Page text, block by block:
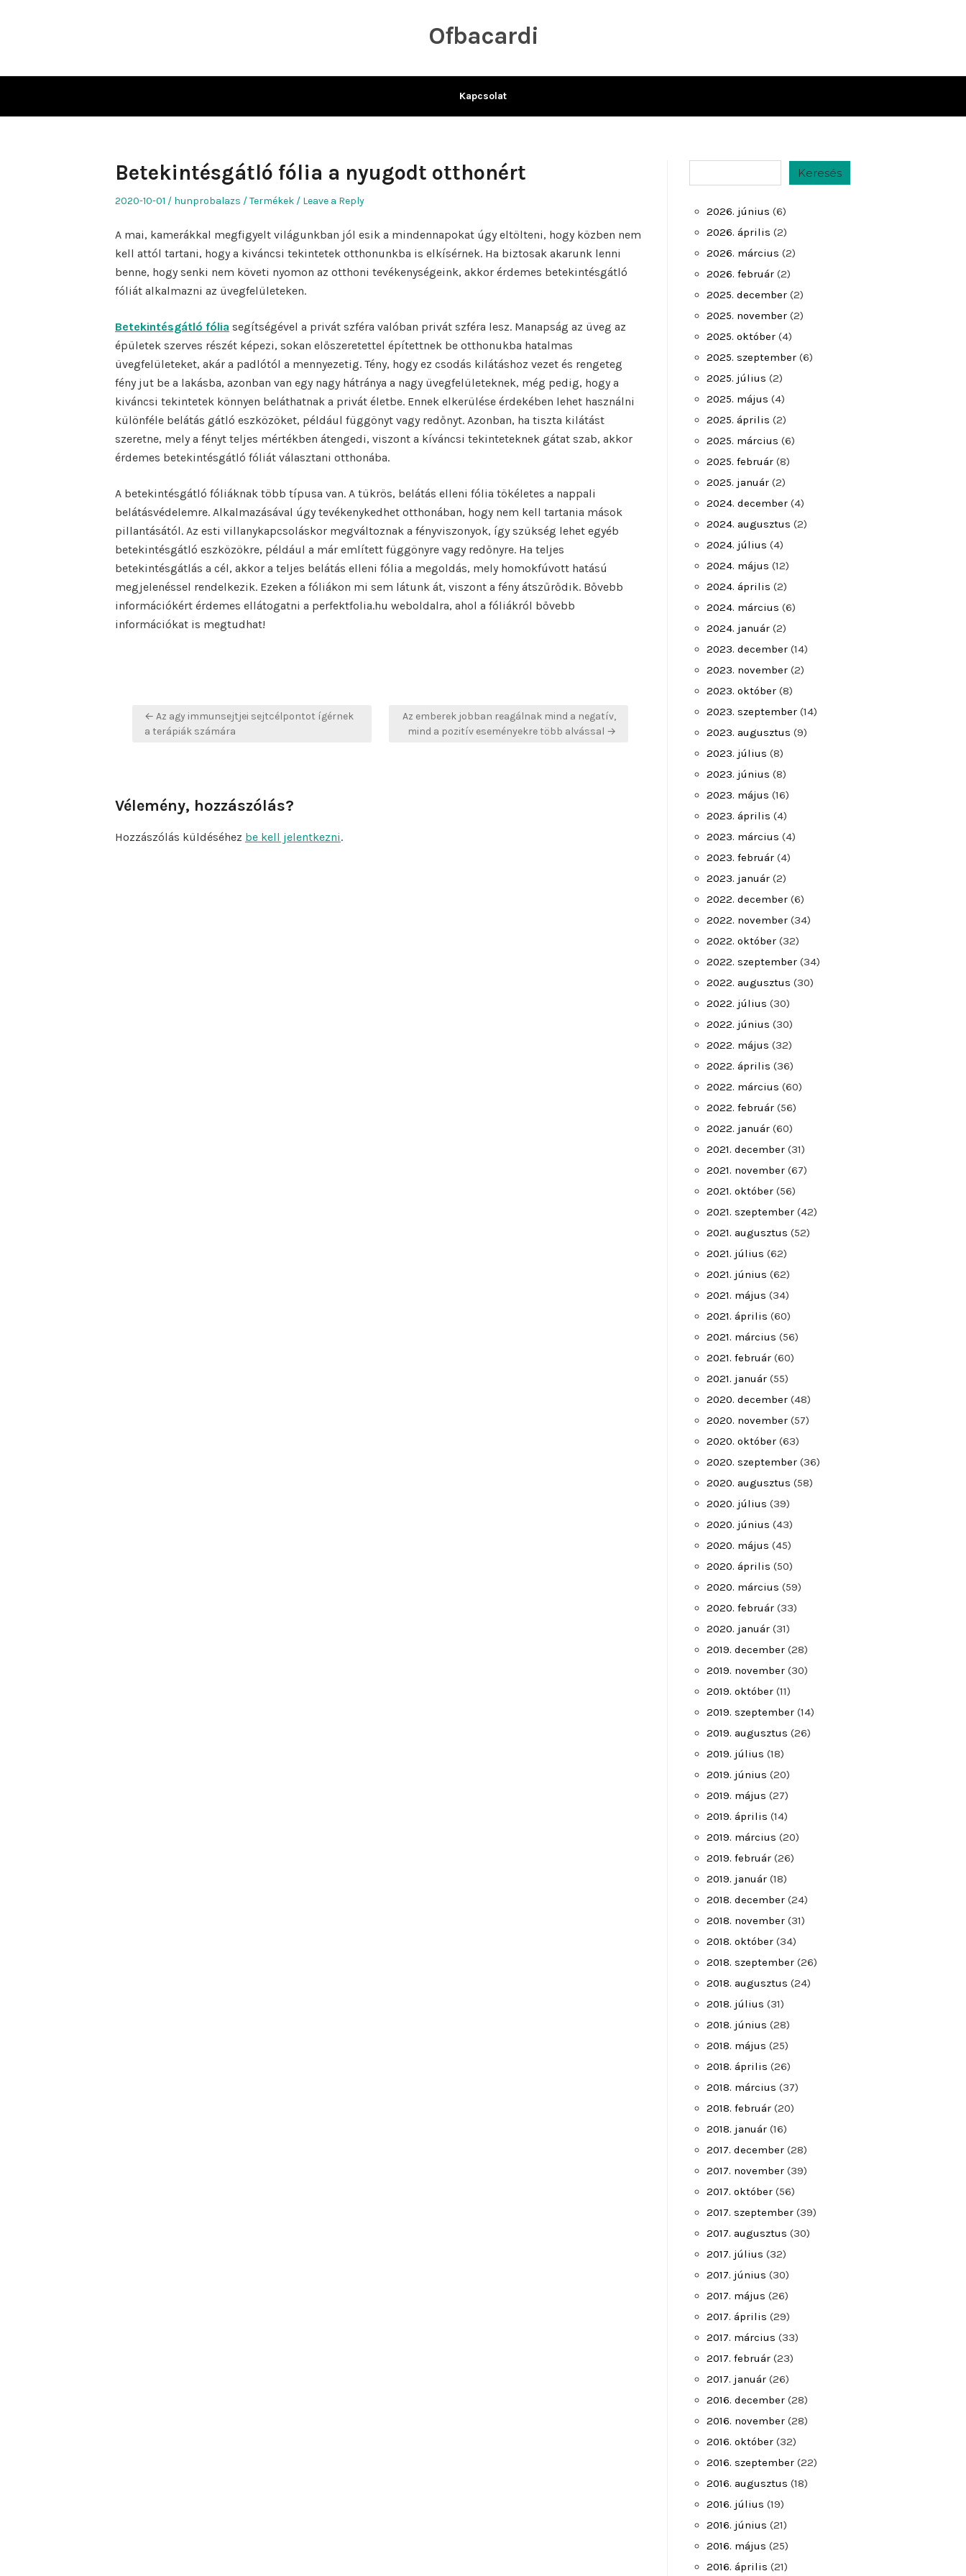
Ofbacardi
Kapcsolat
Betekintésgátló fólia a nyugodt otthonért
Posted
2020-10-01 Author
hunprobalazs
Posted
Termékek Leave a Reply
A mai, kamerákkal megfigyelt világunkban jól esik a mindennapokat úgy eltölteni, hogy közben nem
kell attól tartani, hogy a kiváncsi tekintetek otthonunkba is elkísérnek. Ha biztosak akarunk lenni
benne, hogy senki nem követi nyomon az otthoni tevékenységeink, akkor érdemes betekintésgátló
fóliát alkalmazni az üvegfelületeken.
Betekintésgátló fólia segítségével a privát szféra valóban privát szféra lesz. Manapság az üveg az
épületek szerves részét képezi, sokan előszeretettel építettnek be otthonukba hatalmas
üvegfelületeket, akár a padlótól a mennyezetig. Tény, hogy ez csodás kilátáshoz vezet és rengeteg
fény jut be a lakásba, azonban van egy nagy hátránya a nagy üvegfelületeknek, még pedig, hogy a
kiváncsi tekintetek könnyen beláthatnak a privát életbe. Ennek elkerülése érdekében lehet használni
különféle belátás gátló eszközöket, például függönyt vagy redőnyt. Azonban, ha tiszta kilátást
szeretne, mely a fényt teljes mértékben átengedi, viszont a kíváncsi tekinteteknek gátat szab, akkor
érdemes betekintésgátló fóliát választani otthonába.
A betekintésgátló fóliáknak több típusa van. A tükrös, belátás elleni fólia tökéletes a nappali
belátásvédelemre. Alkalmazásával úgy tevékenykedhet otthonában, hogy nem kell tartania mások
pillantásától. Az esti villanykapcsoláskor megváltoznak a fényviszonyok, így szükség lehet egyéb
betekintésgátló eszközökre, például a már említett függönyre vagy redőnyre. Ha teljes
betekintésgátlás a cél, akkor a teljes belátás elleni fólia a megoldás, mely homokfúvott hatású
megjelenéssel rendelkezik. Ezeken a fóliákon mi sem látunk át, viszont a fény átszűrődik. Bővebb
információkért érdemes ellátogatni a perfektfolia.hu weboldalra, ahol a fóliákról bővebb
információkat is megtudhat!
Bejegyzés
navigáció
← Az agy immunsejtjei sejtcélpontot ígérnek
a terápiák számára
Az emberek jobban reagálnak mind a negatív,
mind a pozitív eseményekre több alvással →
Vélemény, hozzászólás?
Hozzászólás küldéséhez be kell jelentkezni.
Keresés
2026. június (6)
2026. április (2)
2026. március (2)
2026. február (2)
2025. december (2)
2025. november (2)
2025. október (4)
2025. szeptember (6)
2025. július (2)
2025. május (4)
2025. április (2)
2025. március (6)
2025. február (8)
2025. január (2)
2024. december (4)
2024. augusztus (2)
2024. július (4)
2024. május (12)
2024. április (2)
2024. március (6)
2024. január (2)
2023. december (14)
2023. november (2)
2023. október (8)
2023. szeptember (14)
2023. augusztus (9)
2023. július (8)
2023. június (8)
2023. május (16)
2023. április (4)
2023. március (4)
2023. február (4)
2023. január (2)
2022. december (6)
2022. november (34)
2022. október (32)
2022. szeptember (34)
2022. augusztus (30)
2022. július (30)
2022. június (30)
2022. május (32)
2022. április (36)
2022. március (60)
2022. február (56)
2022. január (60)
2021. december (31)
2021. november (67)
2021. október (56)
2021. szeptember (42)
2021. augusztus (52)
2021. július (62)
2021. június (62)
2021. május (34)
2021. április (60)
2021. március (56)
2021. február (60)
2021. január (55)
2020. december (48)
2020. november (57)
2020. október (63)
2020. szeptember (36)
2020. augusztus (58)
2020. július (39)
2020. június (43)
2020. május (45)
2020. április (50)
2020. március (59)
2020. február (33)
2020. január (31)
2019. december (28)
2019. november (30)
2019. október (11)
2019. szeptember (14)
2019. augusztus (26)
2019. július (18)
2019. június (20)
2019. május (27)
2019. április (14)
2019. március (20)
2019. február (26)
2019. január (18)
2018. december (24)
2018. november (31)
2018. október (34)
2018. szeptember (26)
2018. augusztus (24)
2018. július (31)
2018. június (28)
2018. május (25)
2018. április (26)
2018. március (37)
2018. február (20)
2018. január (16)
2017. december (28)
2017. november (39)
2017. október (56)
2017. szeptember (39)
2017. augusztus (30)
2017. július (32)
2017. június (30)
2017. május (26)
2017. április (29)
2017. március (33)
2017. február (23)
2017. január (26)
2016. december (28)
2016. november (28)
2016. október (32)
2016. szeptember (22)
2016. augusztus (18)
2016. július (19)
2016. június (21)
2016. május (25)
2016. április (21)